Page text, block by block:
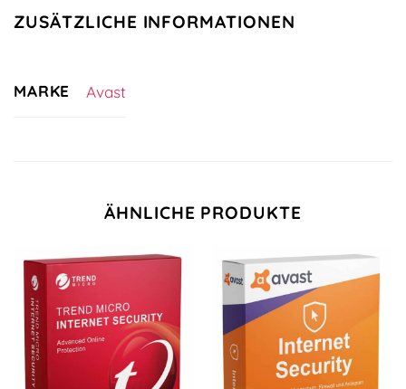
ZUSÄTZLICHE INFORMATIONEN
MARKE Avast
ÄHNLICHE PRODUKTE